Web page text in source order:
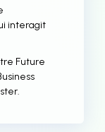
interagit
Future